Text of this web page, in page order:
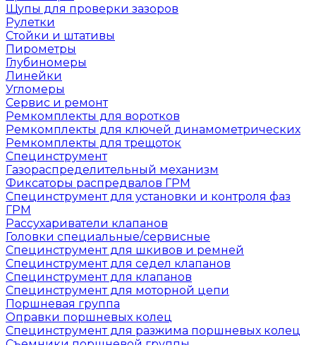
Щупы для проверки зазоров
Рулетки
Стойки и штативы
Пирометры
Глубиномеры
Линейки
Угломеры
Сервис и ремонт
Ремкомплекты для воротков
Ремкомплекты для ключей динамометрических
Ремкомплекты для трещоток
Специнструмент
Газораспределительный механизм
Фиксаторы распредвалов ГРМ
Специнструмент для установки и контроля фаз
ГРМ
Рассухариватели клапанов
Головки специальные/сервисные
Специнструмент для шкивов и ремней
Специнструмент для седел клапанов
Специнструмент для клапанов
Специнструмент для моторной цепи
Поршневая группа
Оправки поршневых колец
Специнструмент для разжима поршневых колец